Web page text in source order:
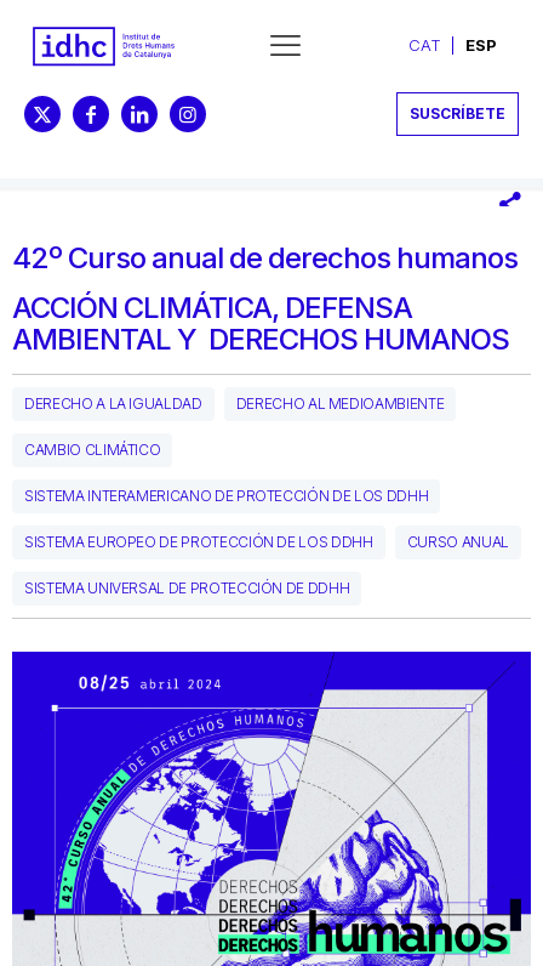
CAT ESP
SUSCRÍBETE
42º Curso anual de derechos humanos
ACCIÓN CLIMÁTICA, DEFENSA
AMBIENTAL Y DERECHOS HUMANOS
DERECHO A LA IGUALDAD DERECHO AL MEDIOAMBIENTE
CAMBIO CLIMÁTICO
SISTEMA INTERAMERICANO DE PROTECCIÓN DE LOS DDHH
SISTEMA EUROPEO DE PROTECCIÓN DE LOS DDHH CURSO ANUAL
SISTEMA UNIVERSAL DE PROTECCIÓN DE DDHH